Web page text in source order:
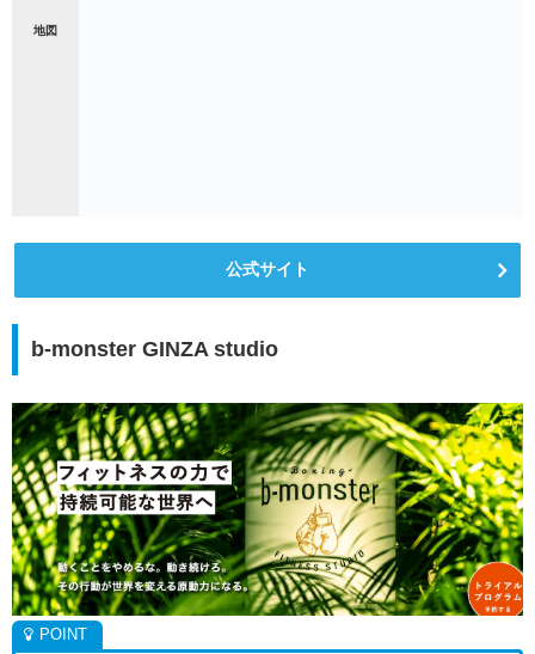
地図
公式サイト
b-monster GINZA studio